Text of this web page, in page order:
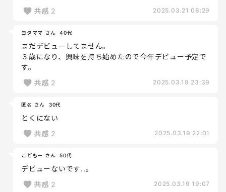
共感 2 2025.03.21 08:29
ヨタママ さん 40代
まだデビューしてません。
３歳になり、興味を持ち始めたので今年デビュー予定で
す。
共感 2 2025.03.19 23:39
匿名 さん 30代
とくにない
共感 2 2025.03.19 22:01
こどもー さん 50代
デビューないです..。
共感 2 2025.03.19 19:07